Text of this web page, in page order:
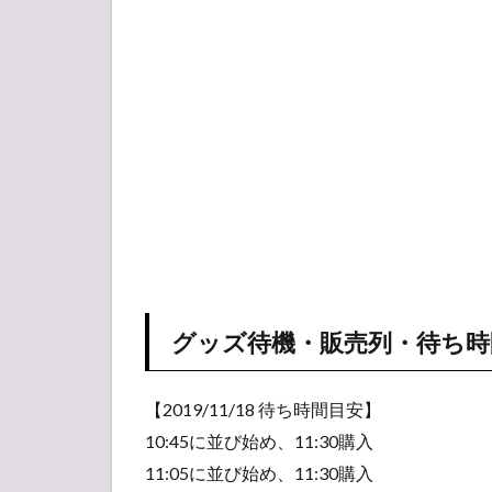
グッズ待機・販売列・待ち
【2019/11/18 待ち時間目安】
10:45に並び始め、11:30購入
11:05に並び始め、11:30購入